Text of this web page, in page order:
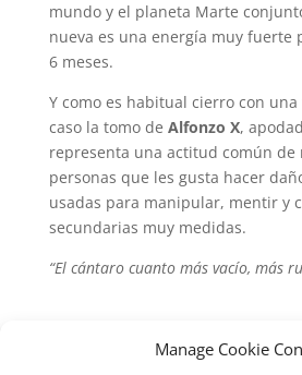
Manage Cookie
mundo y el planeta Marte
nueva es una energía muy fuerte
6 meses.
Y como es habitual cierro con
caso la tomo de Alfonzo X,
representa una actitud común de
personas que les gusta hacer
usadas para manipular, mentir y
secundarias muy medidas.
“El cántaro cuanto más vacío, más